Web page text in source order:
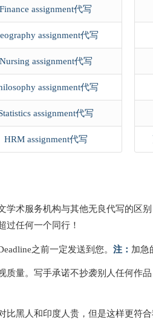
Finance assignment代写
assignment代写
Nursing assignment代写
assignment代写
assignment代写
HRM assignment代写‎
学术服务机构与其他无良代写的区
过任何一个同行！
之前一定发送到您。 注： 加急
质量。写手承诺不抄袭别人任何作
比黑人和印度人贵，但是这样更符